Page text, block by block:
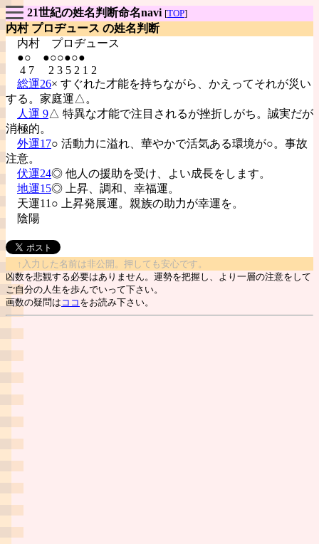
21世紀の姓名判断命名navi [TOP]
内村 プロヂュース の姓名判断
内村 プロヂュース
●○ ●○○●○●
4 7 2 3 5 2 1 2
総運26× すぐれた才能を持ちながら、かえってそれが災い
する。家庭運△。
人運 9△ 特異な才能で注目されるが挫折しがち。誠実だが
消極的。
外運17○ 活動力に溢れ、華やかで活気ある環境が○。事故
注意。
伏運24◎ 他人の援助を受け、よい成長をします。
地運15◎ 上昇、調和、幸福運。
天運11○ 上昇発展運。親族の助力が幸運を。
陰陽
↑入力した名前は非公開。押しても安心です。
凶数を悲観する必要はありません。運勢を把握し、より一層の注意をして
ご自分の人生を歩んでいって下さい。
画数の疑問は ココ をお読み下さい。